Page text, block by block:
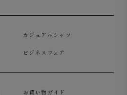
カジュアルシャツ
ビジネスウェア
お買い物ガイド